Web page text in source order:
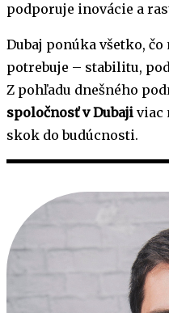
podporuje inovácie a
Dubaj ponúka všetko,
potrebuje – stabilitu,
Z pohľadu dnešného
spoločnosť v Dubaji viac
skok do budúcnosti.